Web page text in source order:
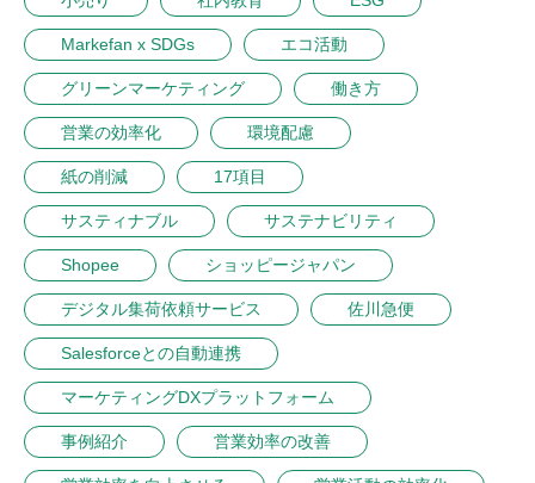
Markefan x SDGs エコ活動
グリーンマーケティング 働き方
営業の効率化 環境配慮
紙の削減 17項目
サスティナブル サステナビリティ
Shopee ショッピージャパン
デジタル集荷依頼サービス 佐川急便
Salesforceとの自動連携
マーケティングDXプラットフォーム
事例紹介 営業効率の改善